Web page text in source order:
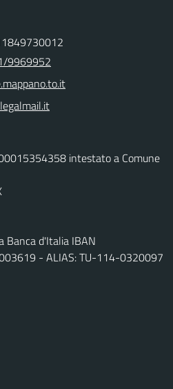
9969952
intestato a Comune
Banca d'Italia IBAN
- ALIAS: TU-114-0320097